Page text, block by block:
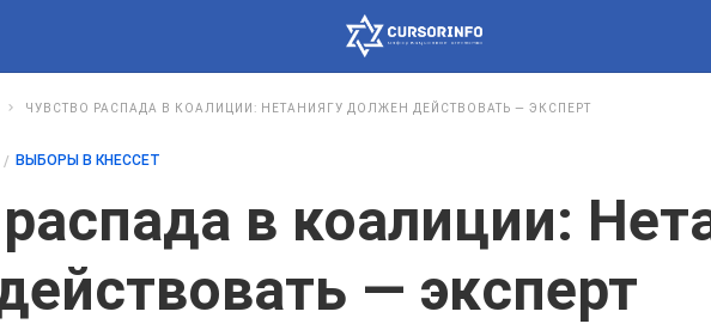
ЧУВСТВО РАСПАДА В КОАЛИЦИИ: НЕТАНИЯГУ ДОЛЖЕН ДЕЙСТВОВАТЬ — ЭКСПЕРТ
ВЫБОРЫ В КНЕССЕТ
в коалиции:
— эксперт